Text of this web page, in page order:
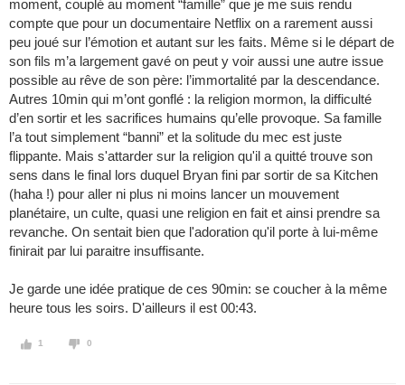
moment, couplé au moment “famille” que je me suis rendu
compte que pour un documentaire Netflix on a rarement aussi
peu joué sur l’émotion et autant sur les faits. Même si le départ de
son fils m’a largement gavé on peut y voir aussi une autre issue
possible au rêve de son père: l’immortalité par la descendance.
Autres 10min qui m’ont gonflé : la religion mormon, la difficulté
d’en sortir et les sacrifices humains qu’elle provoque. Sa famille
l’a tout simplement “banni” et la solitude du mec est juste
flippante. Mais s'attarder sur la religion qu'il a quitté trouve son
sens dans le final lors duquel Bryan fini par sortir de sa Kitchen
(haha !) pour aller ni plus ni moins lancer un mouvement
planétaire, un culte, quasi une religion en fait et ainsi prendre sa
revanche. On sentait bien que l'adoration qu'il porte à lui-même
finirait par lui paraitre insuffisante.
Je garde une idée pratique de ces 90min: se coucher à la même
heure tous les soirs. D'ailleurs il est 00:43.
1 0